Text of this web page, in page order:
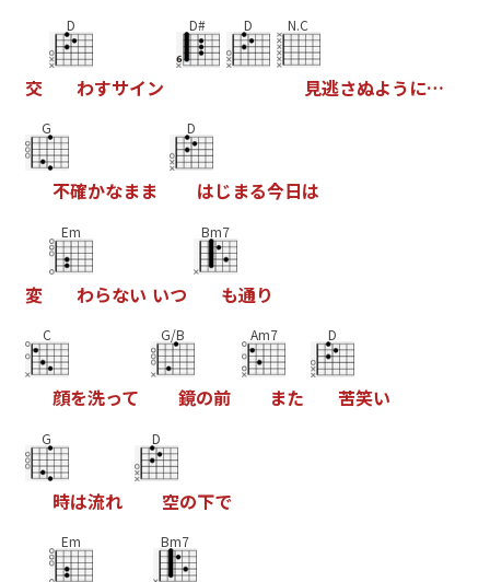
交
D
わすサイン
D# D N.C
見逃さぬよう に…
G
不確かなまま
D
はじ まる今日は
変
Em
わらない いつ
Bm7
も通り
C
顔を洗って
G/B
鏡の前
Am7
また
D
苦笑い
G
時は流れ
D
空の下で
Em Bm7